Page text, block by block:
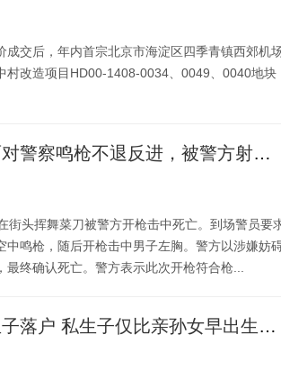
交后，年内首宗北京市海淀区四季青镇西郊机
村改造项目HD00-1408-0034、0049、0040地块
日本一男子街头挥舞菜刀，面对警察鸣枪不退反进，被警方射中胸部死亡
街头挥舞菜刀被警方开枪击中死亡。到场警员要
鸣枪，随后开枪击中男子左胸。警方以涉嫌妨
终确认死亡。警方表示此次开枪符合枪...
儿子举报父亲伪造证件为私生子落户 私生子仅比亲孙女早出生两月